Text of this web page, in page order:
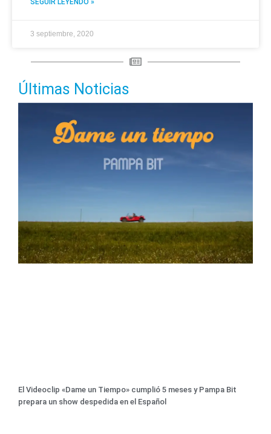
SEGUIR LEYENDO »
3 septiembre, 2020
Últimas Noticias
El Videoclip «Dame un Tiempo» cumplió 5 meses y Pampa Bit
prepara un show despedida en el Español